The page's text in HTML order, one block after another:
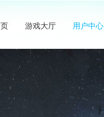
游戏大厅 用户中心